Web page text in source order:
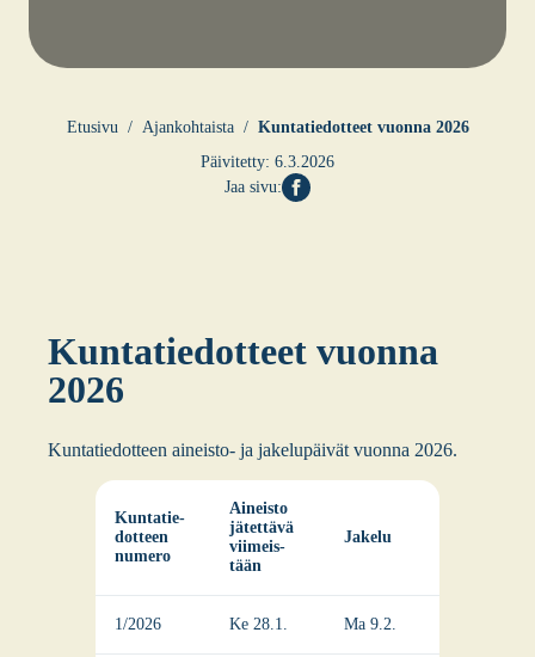
Etusi­vu Ajankohtaista
Kun­ta­tie­dot­teet vuon­na 2026
Päivitetty: 6.3.2026
Jaa sivu:
Kun­ta­tie­dot­teet vuon­na
2026
Kun­ta­tie­dot­teen aineis­to- ja jake­lu­päi­vät vuon­na 2026.
Kun­ta­tie­
dot­teen
nume­ro
Aineis­to
jätet­tä­vä
vii­meis­
tään
Jake­lu
1/2026 Ke 28.1. Ma 9.2.